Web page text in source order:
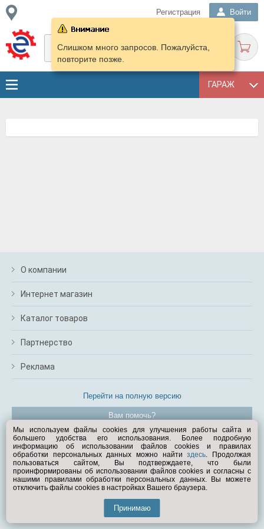
Регистрация Войти
ГАРАЖ
Слишком много запросов. Пожалуйста,
повторите позже.
О компании
Интернет магазин
Каталог товаров
Партнерство
Реклама
Перейти на полную версию
Вам помочь?
© Exist.ru 1998—2026
Мы используем файлы cookies для улучшения работы сайта и
большего удобства его использования. Более подробную
информацию об использовании файлов cookies и правилах
обработки персональных данных можно найтиздесь. Продолжая
пользоваться сайтом, Вы подтверждаете, что были
проинформированы об использовании файлов cookies и согласны с
нашими правилами обработки персональных данных. Вы можете
отключить файлы cookies в настройках Вашего браузера.
Принимаю